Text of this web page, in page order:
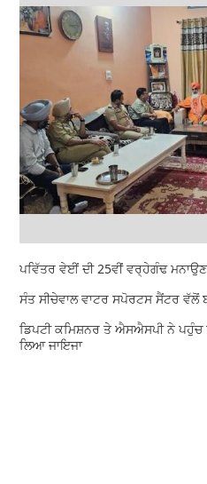
ਪਵਿੱਤਰ ਵੇਈਂ ਦੀ 25ਵੀਂ ਵਰ੍ਹੇਗੰਢ
ਸੰਤ ਸੀਚੇਵਾਲ ਵਾਟਰ ਸਪੋਰਟਸ ਸੈਂਟਰ ਵੱਲੋਂ
ਡਿਪਟੀ ਕਮਿਸ਼ਨਰ ਤੇ ਐਸਐਸਪੀ ਨੇ
ਲਿਆ ਜਾਇਜਾ